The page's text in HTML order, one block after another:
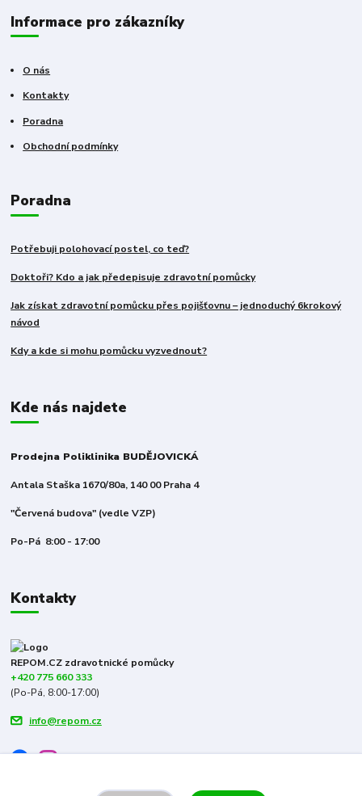
Informace pro zákazníky
O nás
Kontakty
Poradna
Obchodní podmínky
Poradna
Potřebuji polohovací postel, co teď?
Doktoři? Kdo a jak předepisuje zdravotní pomůcky
Jak získat zdravotní pomůcku přes pojišťovnu – jednoduchý 6krokový
návod
Kdy a kde si mohu pomůcku vyzvednout?
Kde nás najdete
Prodejna Poliklinika BUDĚJOVICKÁ
Antala Staška 1670/80a, 140 00 Praha 4
"Červená budova" (vedle VZP)
Po-Pá 8:00 - 17:00
Kontakty
REPOM.CZ zdravotnické pomůcky
+420 775 660 333
(Po-Pá, 8:00-17:00)
info@repom.cz